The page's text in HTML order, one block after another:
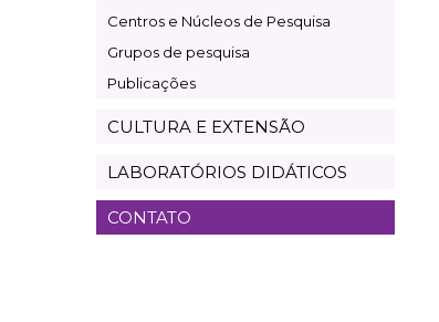
Centros e Núcleos de Pesquisa
Grupos de pesquisa
Publicações
CULTURA E EXTENSÃO
LABORATÓRIOS DIDÁTICOS
CONTATO